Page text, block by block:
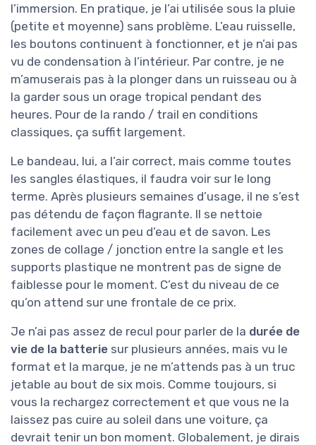
l’immersion. En pratique, je l’ai utilisée sous la pluie
(petite et moyenne) sans problème. L’eau ruisselle,
les boutons continuent à fonctionner, et je n’ai pas
vu de condensation à l’intérieur. Par contre, je ne
m’amuserais pas à la plonger dans un ruisseau ou à
la garder sous un orage tropical pendant des
heures. Pour de la rando / trail en conditions
classiques, ça suffit largement.
Le bandeau, lui, a l’air correct, mais comme toutes
les sangles élastiques, il faudra voir sur le long
terme. Après plusieurs semaines d’usage, il ne s’est
pas détendu de façon flagrante. Il se nettoie
facilement avec un peu d’eau et de savon. Les
zones de collage / jonction entre la sangle et les
supports plastique ne montrent pas de signe de
faiblesse pour le moment. C’est du niveau de ce
qu’on attend sur une frontale de ce prix.
Je n’ai pas assez de recul pour parler de la durée de
vie de la batterie sur plusieurs années, mais vu le
format et la marque, je ne m’attends pas à un truc
jetable au bout de six mois. Comme toujours, si
vous la rechargez correctement et que vous ne la
laissez pas cuire au soleil dans une voiture, ça
devrait tenir un bon moment. Globalement, je dirais